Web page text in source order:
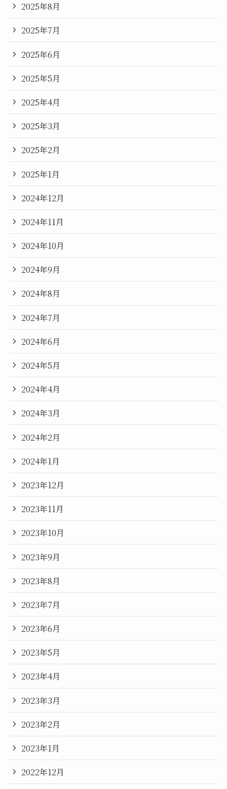
2025年8月
2025年7月
2025年6月
2025年5月
2025年4月
2025年3月
2025年2月
2025年1月
2024年12月
2024年11月
2024年10月
2024年9月
2024年8月
2024年7月
2024年6月
2024年5月
2024年4月
2024年3月
2024年2月
2024年1月
2023年12月
2023年11月
2023年10月
2023年9月
2023年8月
2023年7月
2023年6月
2023年5月
2023年4月
2023年3月
2023年2月
2023年1月
2022年12月